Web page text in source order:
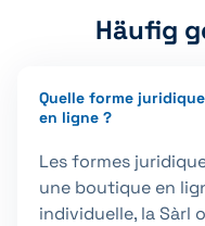
Häufig
Quelle forme
en ligne ?
Les formes
une boutique en
individuelle, la Sàrl